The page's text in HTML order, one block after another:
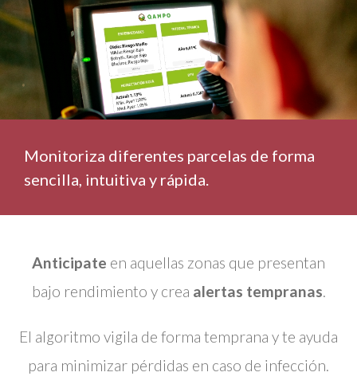
Monitoriza diferentes parcelas de forma
sencilla, intuitiva y rápida.
Anticipate en aquellas zonas que presentan
bajo rendimiento y crea alertas tempranas.
El algoritmo vigila de forma temprana y te ayuda
para minimizar pérdidas en caso de infección.